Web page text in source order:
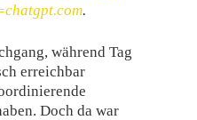
.
während Tag
erreichbar
Doch da war